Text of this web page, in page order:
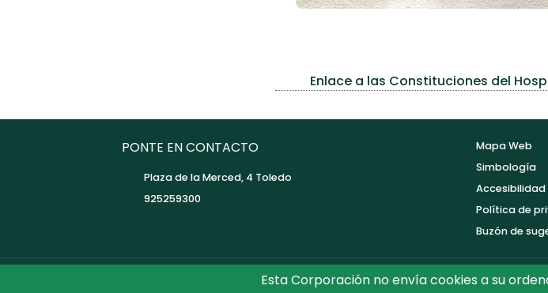
Esta Corporación no envía cookies a su
Enlace a las Constituciones del
PONTE EN CONTACTO
Plaza de la Merced, 4 Toledo
925259300
Mapa Web
Simbología
Accesibilidad
Política de
Buzón de